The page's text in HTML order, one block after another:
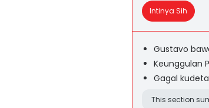
Intinya Sih
Gustavo
Keunggulan
Gagal
This section